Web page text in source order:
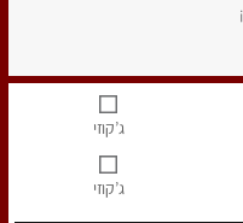
ג’קוזי
ג’קוזי